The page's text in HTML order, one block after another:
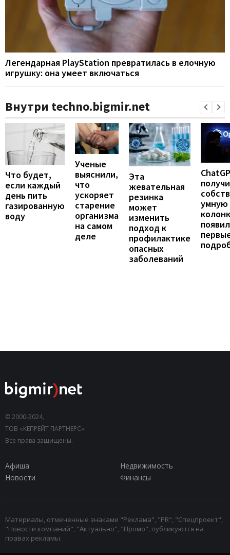
Легендарная PlayStation превратилась в елочную
игрушку: она умеет включаться
Внутри techno.bigmir.net
Что будет,
если каждый
день пить
газированную
воду
Ученые
выяснили,
что
ускоряет
старение
организма
на самом
деле
Эта
жевательная
резинка
может
изменить
подход к
профилактике
опасных
заболеваний
умную
© 2000-2024,
ТОВ «КЕПРЕЙТ ПАРТНЕРС».
Все права защищены.
Афиша
Недвижимость
Новости
Финансы
Материалы, отмеченные знаками "Реклама", "PR", "Спецпроект",
"Новости компаний", "Актуально", "Промо", публикуются на
правах рекламы.